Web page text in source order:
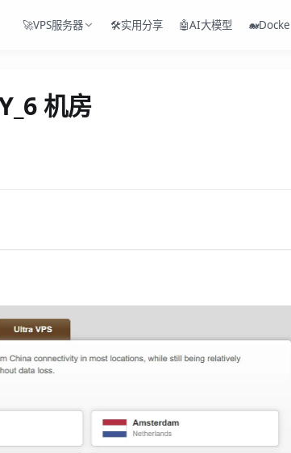
🚀VPS服务器 🛠️实用分享 🤖AI大模型
机房